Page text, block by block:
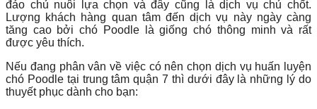
đảo chủ nuôi lựa chọn và đây cũng là dịch vụ chủ chốt.
Lượng khách hàng quan tâm đến dịch vụ này ngày càng
tăng cao bởi chó Poodle là giống chó thông minh và rất
được yêu thích.
Nếu đang phân vân về việc có nên chọn dịch vụ huấn luyện
chó Poodle tại trung tâm quận 7 thì dưới đây là những lý do
thuyết phục dành cho bạn: